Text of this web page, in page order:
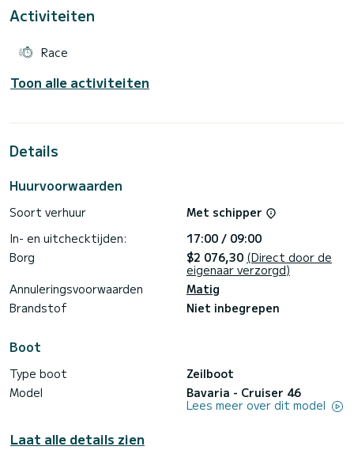
Activiteiten
Race
Toon alle activiteiten
Details
Huurvoorwaarden
Soort verhuur
Met schipper
In- en uitchecktijden:
17:00 / 09:00
Borg
$2 076,30 (Direct door de
eigenaar verzorgd)
Annuleringsvoorwaarden
Matig
Brandstof
Niet inbegrepen
Boot
Type boot
Zeilboot
Model
Bavaria - Cruiser 46
Lees meer over dit model
Laat alle details zien